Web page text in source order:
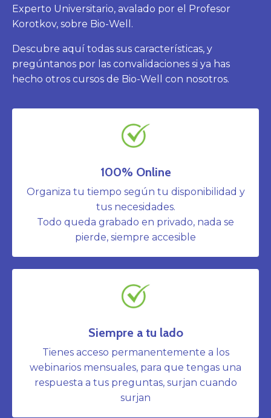
Experto Universitario, avalado por el Profesor
Korotkov, sobre Bio-Well.
Descubre aquí todas sus características, y
pregúntanos por las convalidaciones si ya has
hecho otros cursos de Bio-Well con nosotros.
100% Online
Organiza tu tiempo según tu disponibilidad y
tus necesidades.
Todo queda grabado en privado, nada se
pierde, siempre accesible
Siempre a tu lado
Tienes acceso permanentemente a los
webinarios mensuales, para que tengas una
respuesta a tus preguntas, surjan cuando
surjan